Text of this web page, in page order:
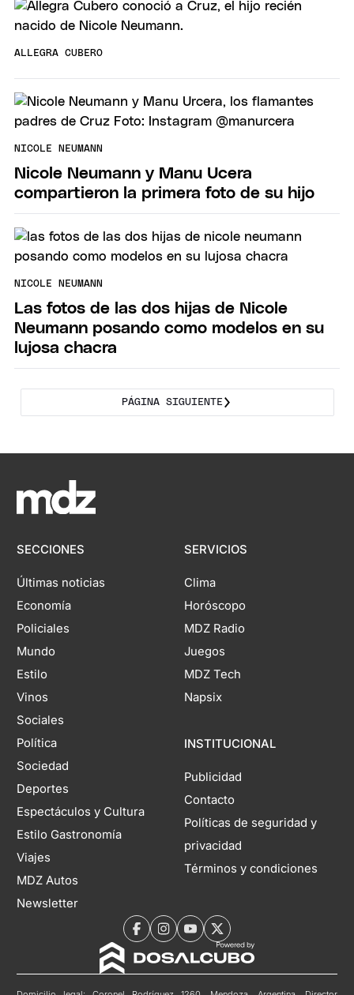
ALLEGRA CUBERO
NICOLE NEUMANN
Nicole Neumann y Manu Ucera
compartieron la primera foto de su hijo
NICOLE NEUMANN
Las fotos de las dos hijas de Nicole
Neumann posando como modelos en su
lujosa chacra
PÁGINA SIGUIENTE
SECCIONES
Últimas noticias
Economía
Policiales
Mundo
Estilo
Vinos
Sociales
Política
Sociedad
Deportes
Espectáculos y Cultura
Estilo Gastronomía
Viajes
MDZ Autos
Newsletter
SERVICIOS
Clima
Horóscopo
MDZ Radio
Juegos
MDZ Tech
Napsix
INSTITUCIONAL
Publicidad
Contacto
Políticas de seguridad y
privacidad
Términos y condiciones